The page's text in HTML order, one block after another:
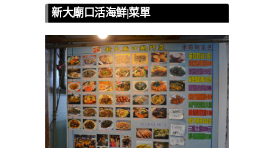
新大廟口活海鮮|菜單